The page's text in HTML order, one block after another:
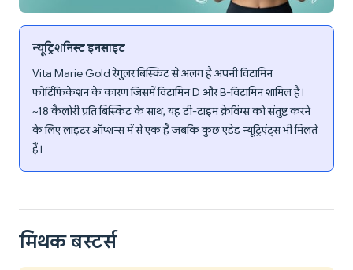
न्यूट्रिशनिस्ट इनसाइट
Vita Marie Gold रेगुलर बिस्किट से अलग है अपनी विटामिन
फोर्टिफिकेशन के कारण जिसमें विटामिन D और B-विटामिन शामिल हैं।
~18 कैलोरी प्रति बिस्किट के साथ, यह टी-टाइम क्रेविंग्स को संतुष्ट करने
के लिए लाइटर ऑप्शन्स में से एक है जबकि कुछ एडेड न्यूट्रिएंट्स भी मिलते
हैं।
मिथक बस्टर्स